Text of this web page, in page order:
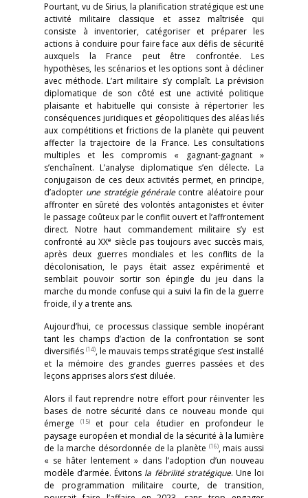
Pourtant, vu de Sirius, la planification stratégique est une
activité militaire classique et assez maîtrisée qui
consiste à inventorier, catégoriser et préparer les
actions à conduire pour faire face aux défis de sécurité
auxquels la France peut être confrontée. Les
hypothèses, les scénarios et les options sont à décliner
avec méthode. L’art militaire s’y complaît. La prévision
diplomatique de son côté est une activité politique
plaisante et habituelle qui consiste à répertorier les
conséquences juridiques et géopolitiques des aléas liés
aux compétitions et frictions de la planète qui peuvent
affecter la trajectoire de la France. Les consultations
multiples et les compromis « gagnant-gagnant »
s’enchaînent. L’analyse diplomatique s’en délecte. La
conjugaison de ces deux activités permet, en principe,
d’adopter une stratégie générale contre aléatoire pour
affronter en sûreté des volontés antagonistes et éviter
le passage coûteux par le conflit ouvert et l’affrontement
direct. Notre haut commandement militaire s’y est
confronté au XXe siècle pas toujours avec succès mais,
après deux guerres mondiales et les conflits de la
décolonisation, le pays était assez expérimenté et
semblait pouvoir sortir son épingle du jeu dans la
marche du monde confuse qui a suivi la fin de la guerre
froide, il y a trente ans.
Aujourd’hui, ce processus classique semble inopérant
tant les champs d’action de la confrontation se sont
diversifiés(14), le mauvais temps stratégique s’est installé
et la mémoire des grandes guerres passées et des
leçons apprises alors s’est diluée.
Alors il faut reprendre notre effort pour réinventer les
bases de notre sécurité dans ce nouveau monde qui
émerge
(15)et pour cela étudier en profondeur le
paysage européen et mondial de la sécurité à la lumière
de la marche désordonnée de la planète (16), mais aussi
« se hâter lentement » dans l’adoption d’un nouveau
modèle d’armée. Évitons la fébrilité stratégique. Une loi
de programmation militaire courte, de transition,